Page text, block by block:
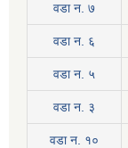
वडा न. ७
वडा न. ६
वडा न. ५
वडा न. ३
वडा न. १०